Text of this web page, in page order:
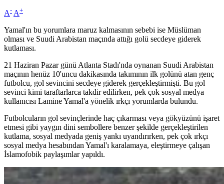
A- A+
Yamal'ın bu yorumlara maruz kalmasının sebebi ise Müslüman
olması ve Suudi Arabistan maçında attığı golü secdeye giderek
kutlaması.
21 Haziran Pazar günü Atlanta Stadı'nda oynanan Suudi Arabistan
maçının henüz 10'uncu dakikasında takımının ilk golünü atan genç
futbolcu, gol sevincini secdeye giderek gerçekleştirmişti. Bu gol
sevinci kimi taraftarlarca takdir edilirken, pek çok sosyal medya
kullanıcısı Lamine Yamal'a yönelik ırkçı yorumlarda bulundu.
Futbolcuların gol sevinçlerinde haç çıkarması veya gökyüzünü işaret
etmesi gibi yaygın dini sembollere benzer şekilde gerçekleştirilen
kutlama, sosyal medyada geniş yankı uyandırırken, pek çok ırkçı
sosyal medya hesabından Yamal'ı karalamaya, eleştirmeye çalışan
İslamofobik paylaşımlar yapıldı.